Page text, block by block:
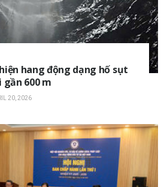
hang động dạng hố sụt
600 m
20, 2026